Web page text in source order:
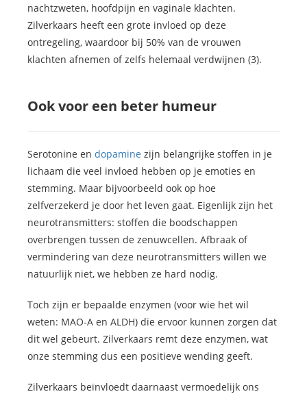
nachtzweten, hoofdpijn en vaginale klachten.
Zilverkaars heeft een grote invloed op deze
ontregeling, waardoor bij 50% van de vrouwen
klachten afnemen of zelfs helemaal verdwijnen (3).
Ook voor een beter humeur
Serotonine en dopamine zijn belangrijke stoffen in je
lichaam die veel invloed hebben op je emoties en
stemming. Maar bijvoorbeeld ook op hoe
zelfverzekerd je door het leven gaat. Eigenlijk zijn het
neurotransmitters: stoffen die boodschappen
overbrengen tussen de zenuwcellen. Afbraak of
vermindering van deze neurotransmitters willen we
natuurlijk niet, we hebben ze hard nodig.
Toch zijn er bepaalde enzymen (voor wie het wil
weten: MAO-A en ALDH) die ervoor kunnen zorgen dat
dit wel gebeurt. Zilverkaars remt deze enzymen, wat
onze stemming dus een positieve wending geeft.
Zilverkaars beïnvloedt daarnaast vermoedelijk ons